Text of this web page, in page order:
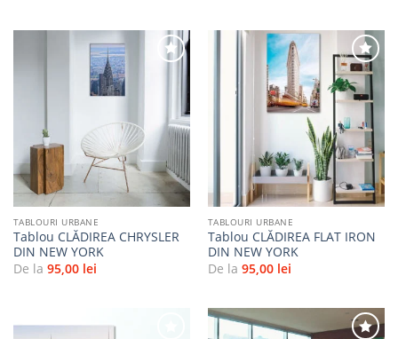
favorite
TABLOURI URBANE
Tablou CLĂDIREA CHRYSLER
DIN NEW YORK
De la 95,00 lei
Adaugă
favorite
TABLOURI URBANE
Tablou CLĂDIREA FLAT IRON
DIN NEW YORK
De la 95,00 lei